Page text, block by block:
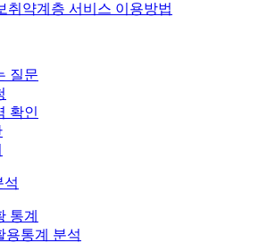
취약계층 서비스 이용방법
질문
확인
석
통계
용통계 분석